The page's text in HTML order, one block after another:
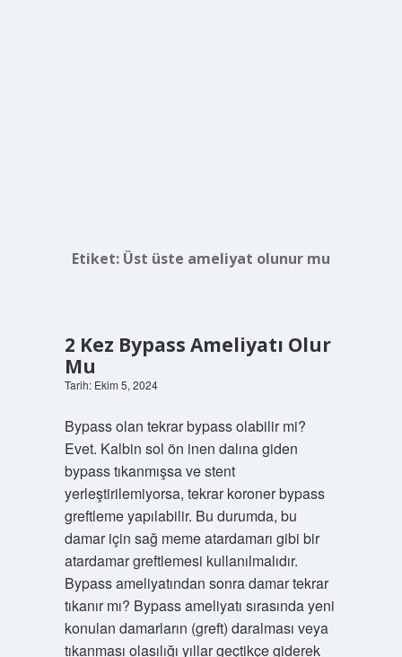
Etiket: Üst üste ameliyat olunur mu
2 Kez Bypass Ameliyatı Olur
Mu
Tarih: Ekim 5, 2024
Bypass olan tekrar bypass olabilir mi?
Evet. Kalbin sol ön inen dalına giden
bypass tıkanmışsa ve stent
yerleştirilemiyorsa, tekrar koroner bypass
greftleme yapılabilir. Bu durumda, bu
damar için sağ meme atardamarı gibi bir
atardamar greftlemesi kullanılmalıdır.
Bypass ameliyatından sonra damar tekrar
tıkanır mı? Bypass ameliyatı sırasında yeni
konulan damarların (greft) daralması veya
tıkanması olasılığı yıllar geçtikçe giderek